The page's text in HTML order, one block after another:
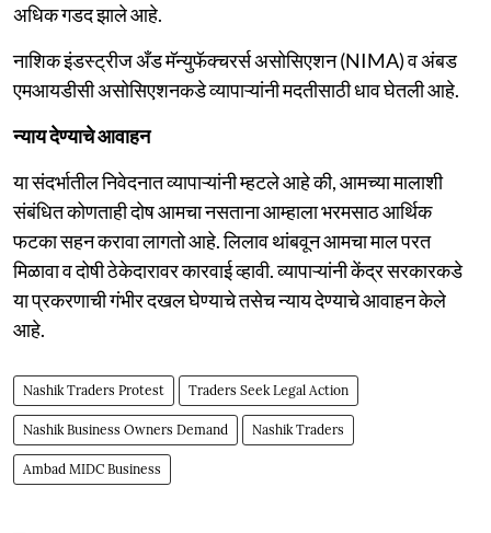
अधिक गडद झाले आहे.
नाशिक इंडस्ट्रीज अँड मॅन्युफॅक्चरर्स असोसिएशन (NIMA) व अंबड
एमआयडीसी असोसिएशनकडे व्यापाऱ्यांनी मदतीसाठी धाव घेतली आहे.
न्याय देण्याचे आवाहन
या संदर्भातील निवेदनात व्यापाऱ्यांनी म्हटले आहे की, आमच्या मालाशी
संबंधित कोणताही दोष आमचा नसताना आम्हाला भरमसाठ आर्थिक
फटका सहन करावा लागतो आहे. लिलाव थांबवून आमचा माल परत
मिळावा व दोषी ठेकेदारावर कारवाई व्हावी. व्यापाऱ्यांनी केंद्र सरकारकडे
या प्रकरणाची गंभीर दखल घेण्याचे तसेच न्याय देण्याचे आवाहन केले
आहे.
Nashik Traders Protest Traders Seek Legal Action
Nashik Business Owners Demand Nashik Traders
Ambad MIDC Business